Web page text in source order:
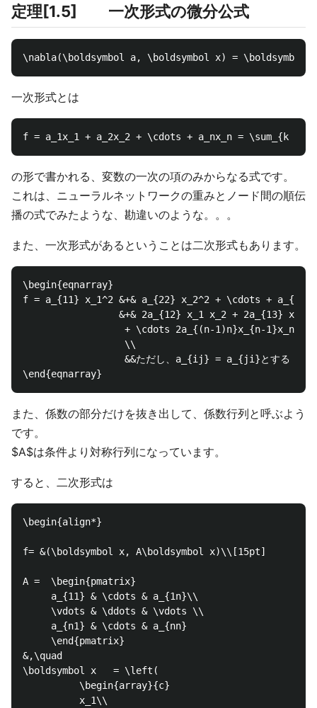
定理[1.5] 一次形式の微分公式
一次形式とは
の形で書かれる、変数の一次の項のみからなる式です。
これは、ニューラルネットワークの重みとノード間の順伝
播の式でみたような、勘違いのような。。。
また、一次形式があるということは二次形式もあります。
\begin{eqnarray}
f = a_{11} x_1^2 &+& a_{22} x_2^2 + \cdots +
&+& 2a_{12} x_1 x_2 + 2a_{13} x_1
                  + \cdots 2a_{(n-1)n}x_{n-1}x_n\\
                  \\
                  &&ただし、a_{ij} = a_{ji}とする
また、係数の部分だけを抜き出して、係数行列と呼ぶよう
です。
$A$は条件より対称行列になっています。
すると、二次形式は
\begin{align*}
f= &(\boldsymbol x, A\boldsymbol x)\\[15pt]
A =  \begin{pmatrix}
     a_{11} & \cdots & a_{1n}\\
     \vdots & \ddots & \vdots \\
     a_{n1} & \cdots & a_{nn}
     \end{pmatrix}
&,\quad
\boldsymbol x   = \left(
          \begin{array}{c}
          x_1\\